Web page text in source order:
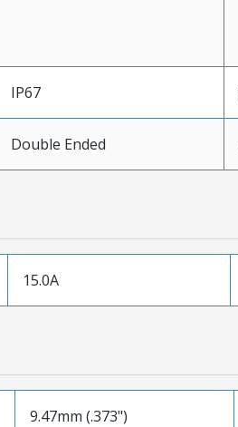
IP67
Double Ended
15.0A
9.47mm (.373")